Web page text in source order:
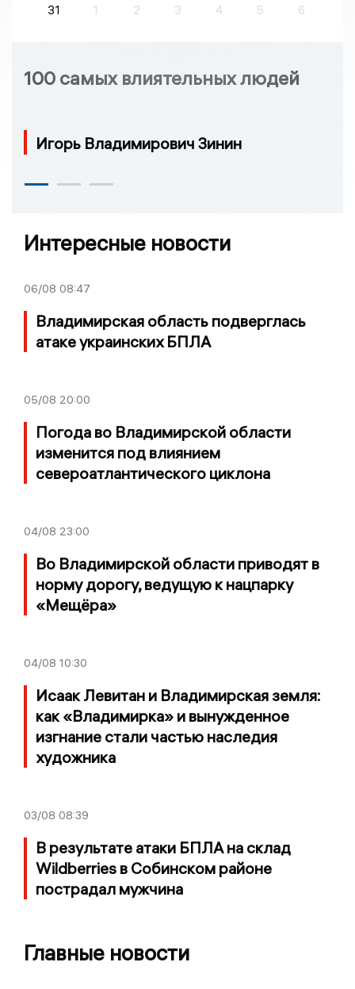
31 1 2 3 4 5 6
100 самых влиятельных людей
Игорь Владимирович Зинин
Интересные новости
06/08 08:47
Владимирская область подверглась
атаке украинских БПЛА
05/08 20:00
Погода во Владимирской области
изменится под влиянием
североатлантического циклона
04/08 23:00
Во Владимирской области приводят в
норму дорогу, ведущую к нацпарку
«Мещёра»
04/08 10:30
Исаак Левитан и Владимирская земля:
как «Владимирка» и вынужденное
изгнание стали частью наследия
художника
03/08 08:39
В результате атаки БПЛА на склад
Wildberries в Собинском районе
пострадал мужчина
Главные новости